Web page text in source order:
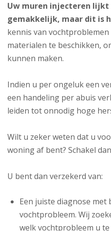
Uw muren injecteren
gemakkelijk, maar dit is
kennis van
materialen te beschikken,
kunnen maken.
Indien u per ongeluk een
een handeling per abuis
leiden tot onnodig hoge
Wilt u zeker weten dat u
woning af bent? Schakel
U bent dan verzekerd van:
Een juiste diagnose
vochtprobleem. Wij
welk vochtprobleem u